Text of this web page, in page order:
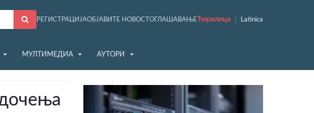
РЕГИСТРАЦИЈАОБЈАВИТЕ НОВОСТ ОГЛАШАВАЊЕ Ћирилица Latinica
МУЛТИМЕДИА АУТОРИ